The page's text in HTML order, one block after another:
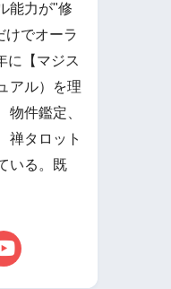
能力が"修
けでオーラ
に【マジス
アル）を理
物件鑑定、
禅タロット
いる。既